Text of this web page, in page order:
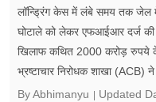
वीडियो
रिलेशनशिप
जीवन मंत्रा
लॉन्ड्रिंग केस में लंबे समय तक जेल
घोटाले को लेकर एफआईआर दर्ज
खिलाफ कथित 2000 करोड़ रुपये
भ्रष्टाचार निरोधक शाखा (ACB)
By Abhimanyu
Updated